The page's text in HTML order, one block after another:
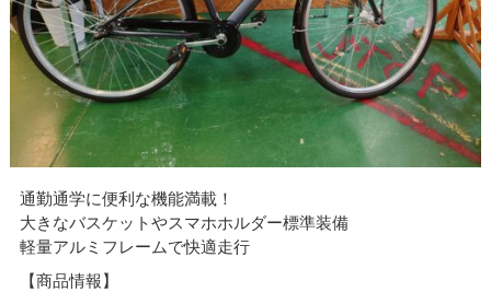
通勤通学に便利な機能満載！
大きなバスケットやスマホホルダー標準装備
軽量アルミフレームで快適走行
【商品情報】